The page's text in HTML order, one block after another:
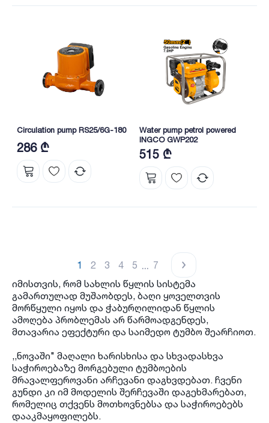
Circulation pump RS25/6G-180
286 ₾
Water pump petrol powered
INGCO GWP202
515 ₾
1 2 3 4 5 ... 7
იმისთვის, რომ სახლის წყლის სისტემა
გამართულად მუშაობდეს, ბაღი ყოველთვის
მორწყული იყოს და ჭაბურღილიდან წყლის
ამოღება პრობლემას არ წარმოადგენდეს,
მთავარია ეფექტური და საიმედო ტუმბო შეარჩიოთ.
,,ნოვაში" მაღალი ხარისხისა და სხვადასხვა
საჭიროებაზე მორგებული ტუმბოების
მრავალფეროვანი არჩევანი დაგხვდებათ. ჩვენი
გუნდი კი იმ მოდელის შერჩევაში დაგეხმარებათ,
რომელიც თქვენს მოთხოვნებსა და საჭიროებებს
დააკმაყოფილებს.